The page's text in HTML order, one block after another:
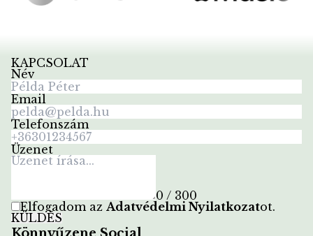
KAPCSOLAT
Név
Email
Telefonszám
Üzenet
0 / 300
Elfogadom az Adatvédelmi Nyilatkozatot.
KÜLDÉS